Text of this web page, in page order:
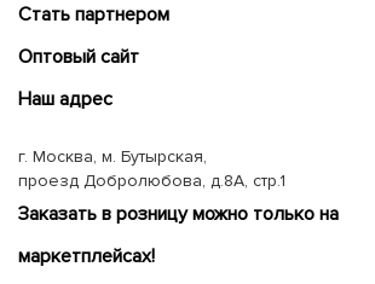
Cтать партнером
Оптовый сайт
Наш адрес
г. Москва, м. Бутырская,
проезд Добролюбова, д.8А, стр.1
Заказать в розницу можно только на
маркетплейсах!